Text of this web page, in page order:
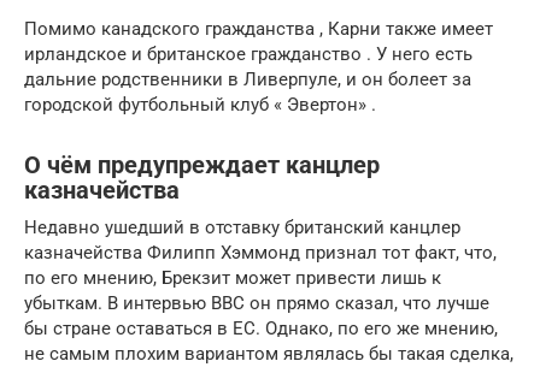
Помимо канадского гражданства , Карни также имеет
ирландское и британское гражданство . У него есть
дальние родственники в Ливерпуле, и он болеет за
городской футбольный клуб « Эвертон» .
О чём предупреждает канцлер
казначейства
Недавно ушедший в отставку британский канцлер
казначейства Филипп Хэммонд признал тот факт, что,
по его мнению, Брекзит может привести лишь к
убыткам. В интервью BBC он прямо сказал, что лучше
бы стране оставаться в ЕС. Однако, по его же мнению,
не самым плохим вариантом являлась бы такая сделка,